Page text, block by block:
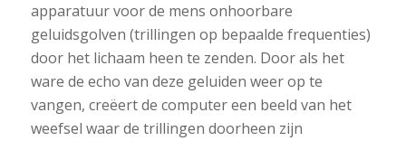
apparatuur voor de mens onhoorbare
geluidsgolven (trillingen op bepaalde frequenties)
door het lichaam heen te zenden. Door als het
ware de echo van deze geluiden weer op te
vangen, creëert de computer een beeld van het
weefsel waar de trillingen doorheen zijn